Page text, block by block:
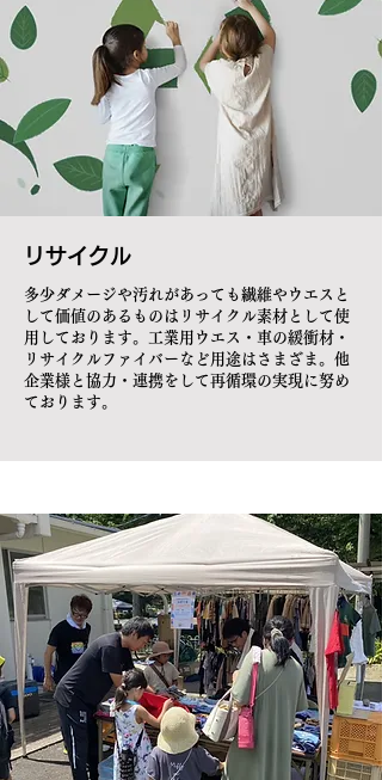
​リサイクル
​多少ダメージや汚れがあっても繊維やウエスと
して価値のあるものはリサイクル素材として使
用しております。工業用ウエス・車の緩衝材・
リサイクルファイバーなど用途はさまざま。他
企業様と協力・連携をして再循環の実現に努め
ております。